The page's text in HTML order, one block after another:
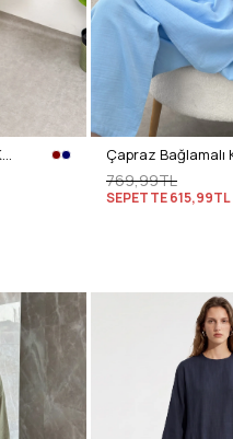
Taş Detaylı Bağcıklı Kimono Takım 51712 - BORDO
769,99TL
SEPETTE615,99TL